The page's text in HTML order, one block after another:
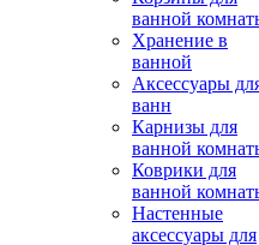
ванной
Хранение в
ванной
Аксессуары
ванн
Карнизы для
ванной
Коврики для
ванной
Настенные
аксессуары для